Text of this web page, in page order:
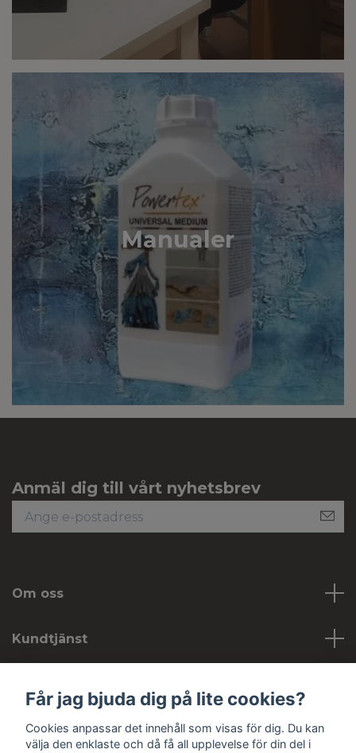
Manualer
Anmäl dig till vårt nyhetsbrev
Om oss
Kundtjänst
Sociala medier
Får jag bjuda dig på lite cookies?
Cookies anpassar det innehåll som visas för dig. Du kan
välja den enklaste och då få all upplevelse för din del i